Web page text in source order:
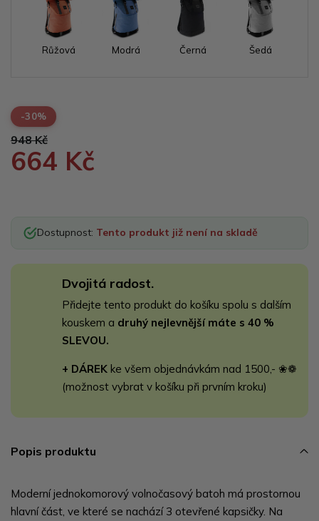
Růžová Modrá Černá Šedá
-30%
948 Kč
664 Kč
Dostupnost: Tento produkt již není na skladě
Dvojitá radost.
Přidejte tento produkt do košíku spolu s dalším
kouskem a druhý nejlevnější máte s 40 %
SLEVOU.
+ DÁREK ke všem objednávkám nad 1500,- ❀❁
(možnost vybrat v košíku při prvním kroku)
Popis produktu
Moderní jednokomorový volnočasový batoh má prostornou
hlavní část, ve které se nachází 3 otevřené kapsičky. Na